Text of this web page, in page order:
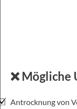
❌ Mögliche
Antrocknung von